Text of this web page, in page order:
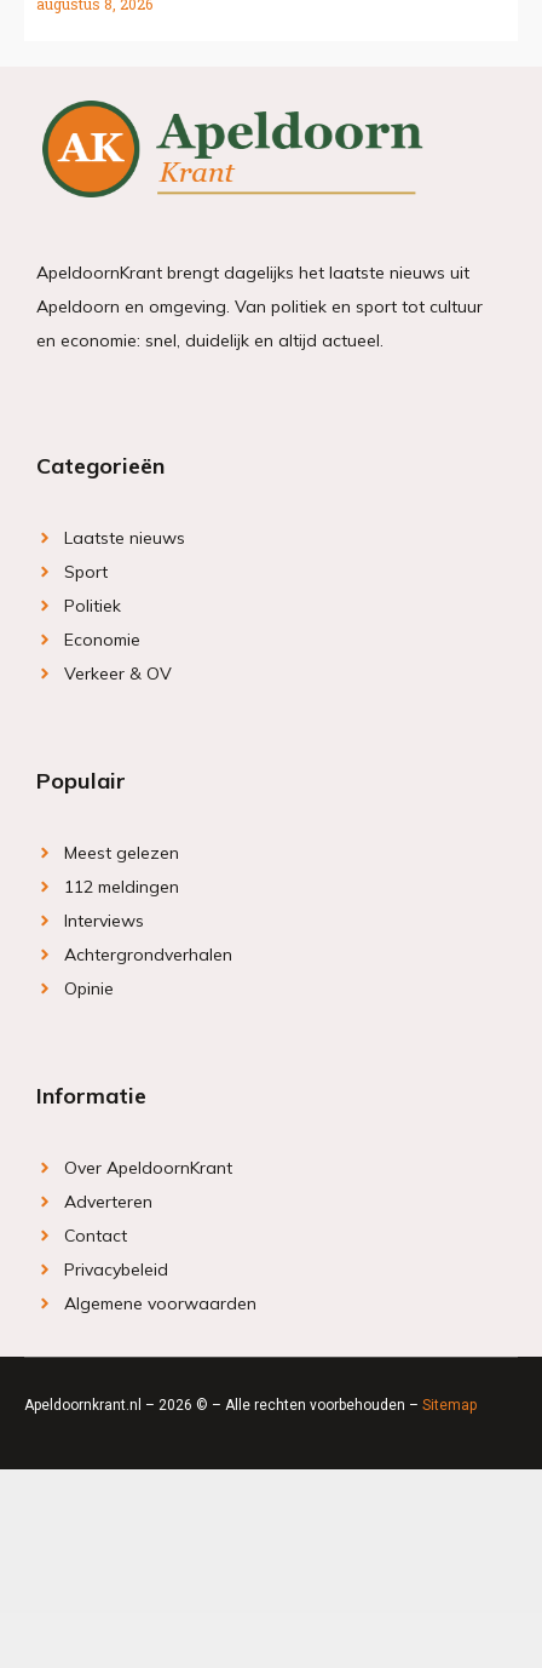
ApeldoornKrant brengt dagelijks het laatste nieuws uit
Apeldoorn en omgeving. Van politiek en sport tot cultuur
en economie: snel, duidelijk en altijd actueel.
Categorieën
Laatste nieuws
Sport
Politiek
Economie
Verkeer & OV
Populair
Meest gelezen
112 meldingen
Interviews
Achtergrondverhalen
Opinie
Informatie
Over ApeldoornKrant
Adverteren
Contact
Privacybeleid
Algemene voorwaarden
Apeldoornkrant.nl – 2026 © – Alle rechten voorbehouden – Sitemap